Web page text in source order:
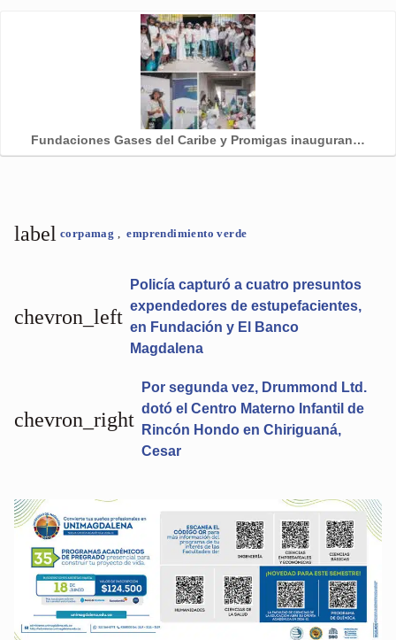
Fundaciones Gases del Caribe y Promigas inauguran…
label corpamag , emprendimiento verde
chevron_left
Policía capturó a cuatro presuntos
expendedores de estupefacientes,
en Fundación y El Banco
Magdalena
Por segunda vez, Drummond Ltd.
dotó el Centro Materno Infantil de
Rincón Hondo en Chiriguaná,
Cesar
chevron_right